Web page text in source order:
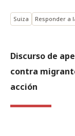
Suiza Responder a
Discurso de
contra
acción